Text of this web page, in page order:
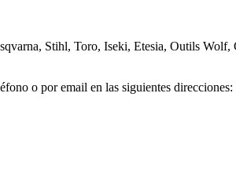
Stihl, Toro, Iseki, Etesia, Outils
o por email en las siguientes direcciones: